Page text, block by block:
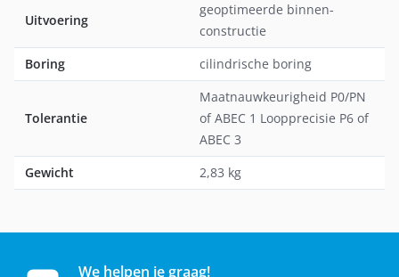
Uitvoering
geoptimeerde binnen-
constructie
Boring
cilindrische boring
Tolerantie
Maatnauwkeurigheid P0/PN
of ABEC 1 Loopprecisie P6 of
ABEC 3
Gewicht
2,83 kg
We helpen je graag!